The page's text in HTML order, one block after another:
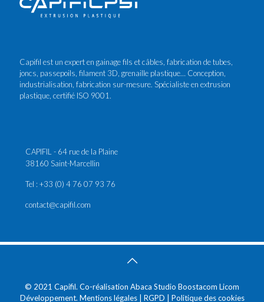
Capifil est un expert en gainage fils et câbles, fabrication de tubes,
joncs, passepoils, filament 3D, grenaille plastique… Conception,
industrialisation, fabrication sur-mesure. Spécialiste en extrusion
plastique, certifié ISO 9001.
CAPIFIL - 64 rue de la Plaine
38160 Saint-Marcellin
Tel : +33 (0) 4 76 07 93 76
contact@capifil.com
© 2021 Capifil. Co-réalisation Abaca Studio Boostacom Licom
Développement. Mentions légales| RGPD Politique des cookies